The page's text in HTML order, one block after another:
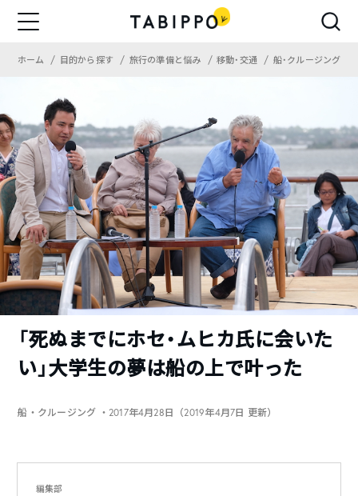
ホーム 目的から探す 旅行の準備と悩み 移動・交通 船・クルージング
「死ぬまでにホセ・ムヒカ氏に会いた
い」大学生の夢は船の上で叶った
船・クルージング ・2017年4月28日（2019年4月7日 更新）
編集部